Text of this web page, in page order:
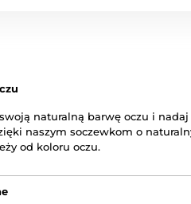
naturalną barwę oczu i
naszym soczewkom o
od koloru oczu.